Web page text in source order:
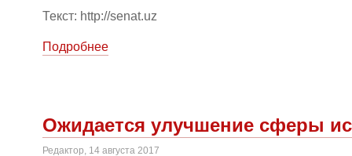
Текст: http://senat.uz
Подробнее
Ожидается улучшение сферы
Редактор, 14 августа 2017